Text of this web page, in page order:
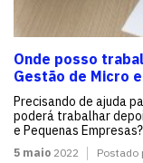
Onde posso
Gestão de Micro
Precisando de ajuda
poderá trabalhar
e Pequenas
5 maio 2022 Postado